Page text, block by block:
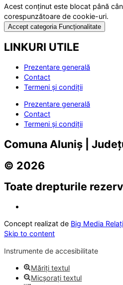
Acest conținut este blocat până
corespunzătoare de cookie-uri.
Accept categoria Funcționalitate
LINKURI UTILE
Prezentare generală
Contact
Termeni și condiții
Prezentare generală
Contact
Termeni și condiții
Comuna Aluniș |
© 2026
Toate drepturile
Concept realizat de Big Media
Skip to content
Instrumente de accesibilitate
Măriți textul
Micșorați textul